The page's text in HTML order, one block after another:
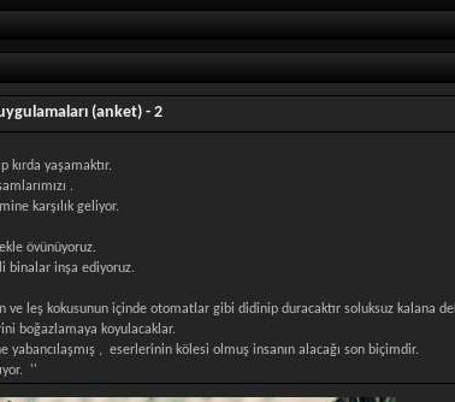
(anket) - 2
kırda yaşamaktır.
.
karşılık geliyor.
övünüyoruz.
binalar inşa ediyoruz.
leş kokusunun içinde otomatlar gibi didinip duracaktır soluksuz kalana
boğazlamaya koyulacaklar.
, eserlerinin kölesi olmuş insanın alacağı son biçimdir.
''